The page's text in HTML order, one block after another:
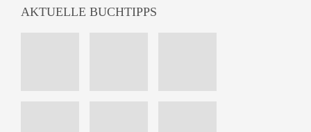
AKTUELLE BUCHTIPPS